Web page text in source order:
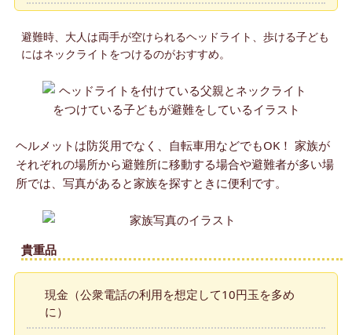
避難時、大人は両手が空けられるヘッドライト、歩ける子ども
にはネックライトをつけるのがおすすめ。
ヘルメットは防災用でなく、自転車用などでもOK！ 家族が
それぞれの場所から避難所に移動する場合や避難者が多い場
所では、写真があると家族を探すときに便利です。
貴重品
現金（公衆電話の利用を想定して10円玉を多め
に）